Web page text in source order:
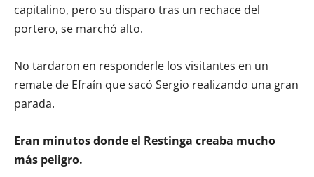
capitalino, pero su disparo tras un rechace del
portero, se marchó alto.
No tardaron en responderle los visitantes en un
remate de Efraín que sacó Sergio realizando una gran
parada.
Eran minutos donde el Restinga creaba mucho
más peligro.